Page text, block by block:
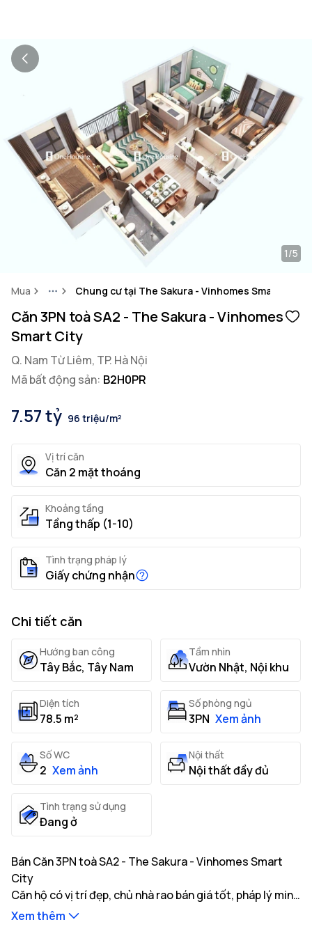
Mua MoreChung cư tại The Sakura - Vinhomes Smart City
1/5
Căn 3PN toà SA2 - The Sakura - Vinhomes
Smart City
Q. Nam Từ Liêm, TP. Hà Nội
Mã bất động sản: B2H0PR
7.57 tỷ 96 triệu/m²
Vị trí căn
Căn 2 mặt thoáng
Khoảng tầng
Tầng thấp (1-10)
Tình trạng pháp lý
Giấy chứng nhận
Chi tiết căn
Hướng ban công
Tây Bắc, Tây Nam
Tầm nhìn
Vườn Nhật, Nội khu
Diện tích
78.5 m²
Số phòng ngủ
3PN Xem ảnh
Số WC
2 Xem ảnh
Nội thất
Nội thất đầy đủ
Tình trạng sử dụng
Đang ở
Bán Căn 3PN toà SA2 - The Sakura - Vinhomes Smart
City
Căn hộ có vị trí đẹp, chủ nhà rao bán giá tốt, pháp lý minh
bạch, sẵn sàng giao dịch. Xem nhà ngay.
Xem thêm